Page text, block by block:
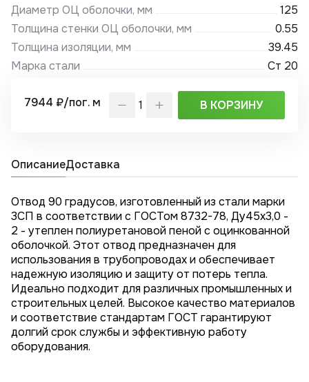
Диаметр ОЦ оболочки, мм
125
Толщина стенки ОЦ оболочки, мм
0.55
Толщина изоляции, мм
39.45
Марка стали
Ст 20
7944 ₽/пог. м В КОРЗИНУ
ОписаниеДоставка
Отвод 90 градусов, изготовленный из стали марки
3СП в соответствии с ГОСТом 8732-78, Ду45x3,0 -
2 - утеплен полиуретановой пеной с оцинкованной
оболочкой. Этот отвод предназначен для
использования в трубопроводах и обеспечивает
надежную изоляцию и защиту от потерь тепла.
Идеально подходит для различных промышленных и
строительных целей. Высокое качество материалов
и соответствие стандартам ГОСТ гарантируют
долгий срок службы и эффективную работу
оборудования.